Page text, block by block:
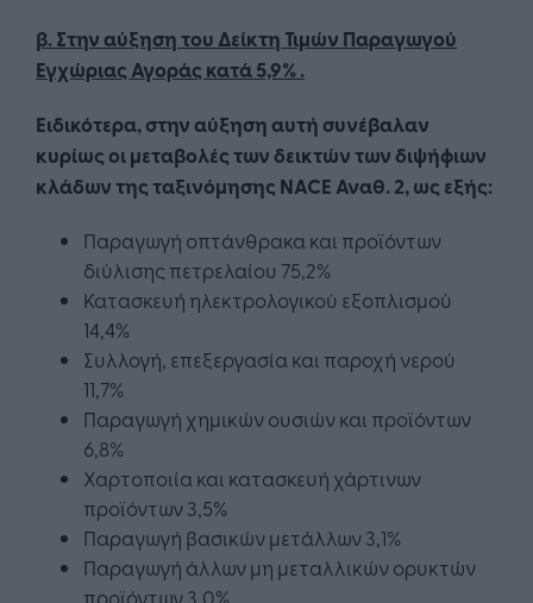
β. Στην αύξηση του Δείκτη Τιμών Παραγωγού
Εγχώριας Αγοράς κατά 5,9% .
Ειδικότερα, στην αύξηση αυτή συνέβαλαν
κυρίως οι μεταβολές των δεικτών των διψήφιων
κλάδων της ταξινόμησης NACE Αναθ. 2, ως εξής:
Παραγωγή οπτάνθρακα και προϊόντων
διύλισης πετρελαίου 75,2%
Κατασκευή ηλεκτρολογικού εξοπλισμού
14,4%
Συλλογή, επεξεργασία και παροχή νερού
11,7%
Παραγωγή χημικών ουσιών και προϊόντων
6,8%
Χαρτοποιία και κατασκευή χάρτινων
προϊόντων 3,5%
Παραγωγή βασικών μετάλλων 3,1%
Παραγωγή άλλων μη μεταλλικών ορυκτών
προϊόντων 3,0%